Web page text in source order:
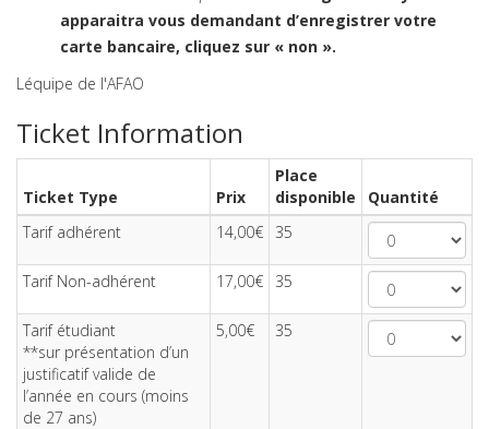
apparaitra vous demandant d’enregistrer votre
carte bancaire, cliquez sur « non ».
Léquipe de l'AFAO
Ticket Information
Ticket Type Prix
Place
disponible
Quantité
Tarif adhérent
14,00€ 35
Tarif Non-adhérent 17,00€ 35
Tarif étudiant
**sur présentation d’un
justificatif valide de
l’année en cours (moins
de 27 ans)
5,00€ 35